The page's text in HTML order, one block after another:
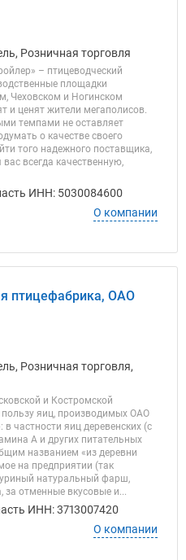
Розничная торговля
– птицеводческий
площадки
Чеховском и Ногинском
и ценят жители мегаполисов.
темпами не оставляет
о качестве своего
того надежного поставщика,
всегда качественную,
ИНН: 5030084600
О компании
птицефабрика, ОАО
Розничная торговля,
и Костромской
яиц, производимых ОАО
частности яиц деревенских (с
А и других питательных
названием «из деревни
на предприятии (так
натуральный фарш,
отменные вкусовые и...
ИНН: 3713007420
О компании